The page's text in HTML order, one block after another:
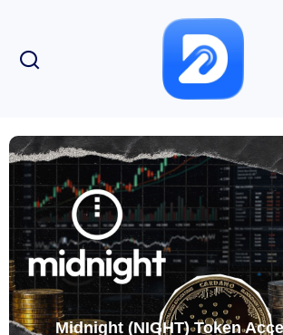
Midnight (NIGHT) Token